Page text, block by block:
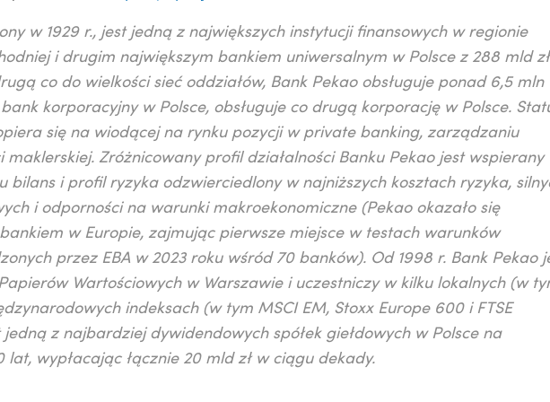
w 1929 r., jest jedną z największych instytucji finansowych w regionie
i drugim największym bankiem uniwersalnym w Polsce z 288 mld zł
co do wielkości sieć oddziałów, Bank Pekao obsługuje ponad 6,5 mln
korporacyjny w Polsce, obsługuje co drugą korporację w Polsce.
się na wiodącej na rynku pozycji w private banking, zarządzaniu
maklerskiej. Zróżnicowany profil działalności Banku Pekao jest wspierany
bilans i profil ryzyka odzwierciedlony w najniższych kosztach ryzyka,
i odporności na warunki makroekonomiczne (Pekao okazało się
w Europie, zajmując pierwsze miejsce w testach warunków
przez EBA w 2023 roku wśród 70 banków). Od 1998 r. Bank Pekao
Wartościowych w Warszawie i uczestniczy w kilku lokalnych (w
indeksach (w tym MSCI EM, Stoxx Europe 600 i FTSE
jedną z najbardziej dywidendowych spółek giełdowych w Polsce na
lat, wypłacając łącznie 20 mld zł w ciągu dekady.